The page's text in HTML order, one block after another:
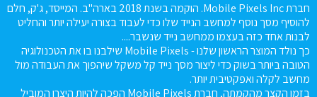
חברת Mobile Pixels Inc. הוקמה בשנת 2018 בארה"ב. המייסד, ג'ק, חלם
להוסיף מסך נוסף למחשב הנייד שלו כדי לעבוד בצורה יעילה יותר והחליט
לבנות אחד כזה בעצמו ממחשב נייד שנשבר....
כך נולד המוצר הראשון שלנו - Mobile Pixels שילבנו בו את הטכנולוגיה
הטובה ביותר בשוק כדי ליצור מסך נייד קל משקל שיהפוך את העבודה מול
מחשב לקלה ואפקטיבית יותר.
בזמן הקצר מהקמתה, חברת Mobile Pixels הפכה להיות היצרן המוביל